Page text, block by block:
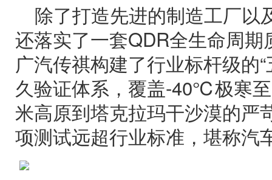
除了打造先进的制造工厂以
还落实了一套QDR全生命周
广汽传祺构建了行业标杆级的
久验证体系，覆盖-40℃极寒
米高原到塔克拉玛干沙漠的严
项测试远超行业标准，堪称汽